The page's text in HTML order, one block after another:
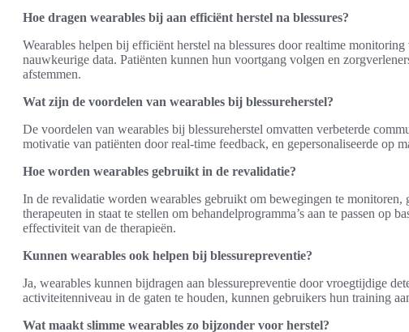
Hoe dragen wearables bij aan efficiënt herstel na blessures?
Wearables helpen bij efficiënt herstel na blessures door realtime
nauwkeurige data. Patiënten kunnen hun voortgang volgen en
afstemmen.
Wat zijn de voordelen van wearables bij blessureherstel?
De voordelen van wearables bij blessureherstel omvatten verbeterde
motivatie van patiënten door real-time feedback, en gepersonaliseerde op
Hoe worden wearables gebruikt in de revalidatie?
In de revalidatie worden wearables gebruikt om bewegingen te monitoren,
therapeuten in staat te stellen om behandelprogramma’s aan te passen op
effectiviteit van de therapieën.
Kunnen wearables ook helpen bij blessurepreventie?
Ja, wearables kunnen bijdragen aan blessurepreventie door vroegtijdige
activiteitenniveau in de gaten te houden, kunnen gebruikers hun training
Wat maakt slimme wearables zo bijzonder voor herstel?